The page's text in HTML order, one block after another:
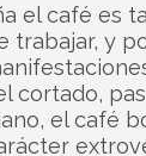
el café es
trabajar, y
cortado,
el café